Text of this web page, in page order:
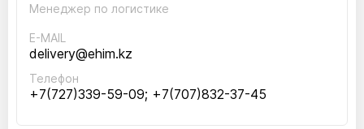
Менеджер по логистике
E-MAIL
delivery@ehim.kz
Телефон
+7(727)339-59-09; +7(707)832-37-45